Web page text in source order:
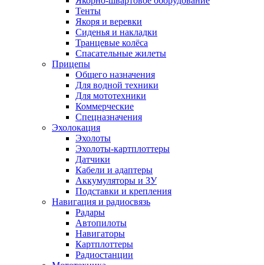
Тенты
Якоря и веревки
Сиденья и накладки
Транцевые колёса
Спасательные жилеты
Прицепы
Общего назначения
Для водной техники
Для мототехники
Коммерческие
Спецназначения
Эхолокация
Эхолоты
Эхолоты-картплоттеры
Датчики
Кабели и адаптеры
Аккумуляторы и ЗУ
Подставки и крепления
Навигация и радиосвязь
Радары
Автопилоты
Навигаторы
Картплоттеры
Радиостанции